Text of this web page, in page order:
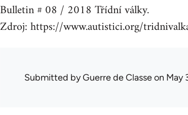
Bulletin # 08 / 2018 Třídní války.
Zdroj: https://www.autistici.org/
Submitted byGuerre de Classeon May